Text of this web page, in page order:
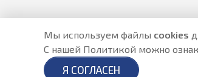
Разработано в
Мы используем файлы cookies
С нашей Политикой можно
Я СОГЛАСЕН